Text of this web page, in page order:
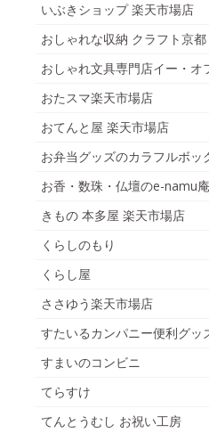
いぶきショップ 楽天市場店
おしゃれな収納 クラフト京都
おしゃれ文具専門店イー・オ
おたスマ楽天市場店
おてんと屋 楽天市場店
お弁当グッズのカラフルボッ
お香・数珠・仏壇のe-namu
きもの 本多屋 楽天市場店
くらしのもり
くらし屋
ささゆう楽天市場店
すたいるカンパニー便利グッ
すまいのコンビニ
てらすけ
てんとうむし お祝い工房